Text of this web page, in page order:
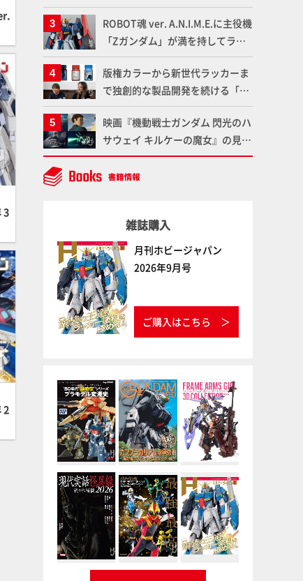
3
2
造形で登場！気になる仕様を試作
品の撮り下ろしでご紹介!!さらに
「大鉄人17」＆「ワンエイト」セ
ット情報もお届け！【超合金の
魂】
ROBOT魂 ver. A.N.I.M.E.に主役機
「Zガンダム」が満を持してライ
ンナップ！ウェイブライダーへの
変形、劇中どおりのプロポーショ
ンを再現【機動戦士Zガンダム】
版権カラーから新世代ラッカーま
で独創的な製品開発を続ける「ガ
イアノーツ」に塗料開発の裏側と
ラッカー塗料の未来についてイン
タビュー！
映画『機動戦士ガンダム 閃光のハ
サウェイ キルケーの魔女』の見放
題配信が8月31日（月）よりスタ
ート！Prime Videoで国内独占配
雑誌購入
月刊ホビージャパン
2026年9月号
ご購入はこちら